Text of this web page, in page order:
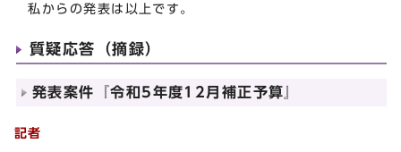
私からの発表は以上です。
質疑応答（摘録）
発表案件『令和5年度12月補正予算』
記者